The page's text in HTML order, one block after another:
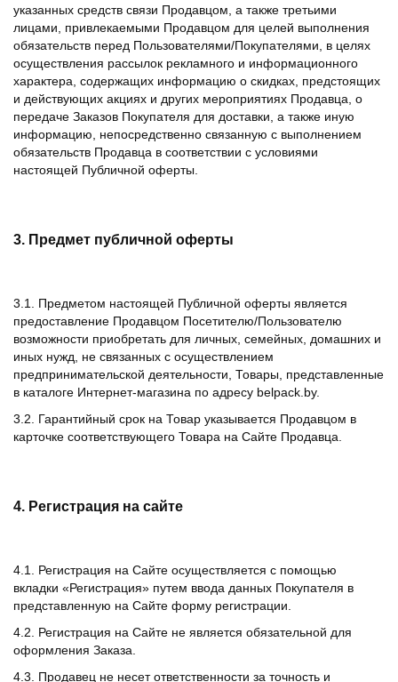
указанных средств связи Продавцом, а также третьими
лицами, привлекаемыми Продавцом для целей выполнения
обязательств перед Пользователями/Покупателями, в целях
осуществления рассылок рекламного и информационного
характера, содержащих информацию о скидках, предстоящих
и действующих акциях и других мероприятиях Продавца, о
передаче Заказов Покупателя для доставки, а также иную
информацию, непосредственно связанную с выполнением
обязательств Продавца в соответствии с условиями
настоящей Публичной оферты.
3. Предмет публичной оферты
3.1. Предметом настоящей Публичной оферты является
предоставление Продавцом Посетителю/Пользователю
возможности приобретать для личных, семейных, домашних и
иных нужд, не связанных с осуществлением
предпринимательской деятельности, Товары, представленные
в каталоге Интернет-магазина по адресу belpack.by.
3.2. Гарантийный срок на Товар указывается Продавцом в
карточке соответствующего Товара на Сайте Продавца.
4. Регистрация на сайте
4.1. Регистрация на Сайте осуществляется с помощью
вкладки «Регистрация» путем ввода данных Покупателя в
представленную на Сайте форму регистрации.
4.2. Регистрация на Сайте не является обязательной для
оформления Заказа.
4.3. Продавец не несет ответственности за точность и